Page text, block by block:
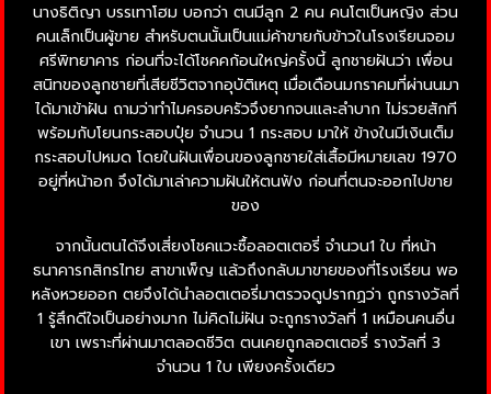
นางธิติญา บรรเทาโฮม บอกว่า ตนมีลูก 2 คน คนโตเป็นหญิง ส่วน
คนเล็กเป็นผู้ขาย สำหรับตนนั้นเป็นแม่ค้าขายกับข้าวในโรงเรียนจอม
ศรีพิทยาคาร ก่อนที่จะได้โชคคก้อนใหญ่ครั้งนี้ ลูกชายฝันว่า เพื่อน
สนิทของลูกชายที่เสียชีวิตจากอุบัติเหตุ เมื่อเดือนมกราคมที่ผ่านนมา
ได้มาเข้าฝัน ถามว่าทำไมครอบครัวจึงยากจนและลำบาก ไม่รวยสักที
พร้อมกับโยนกระสอบปุ๋ย จำนวน 1 กระสอบ มาให้ ข้างในมีเงินเต็ม
กระสอบไปหมด โดยในฝันเพื่อนของลูกชายใส่เสื้อมีหมายเลข 1970
อยู่ที่หน้าอก จึงได้มาเล่าความฝันให้ตนฟัง ก่อนที่ตนจะออกไปขาย
ของ
จากนั้นตนได้จึงเสี่ยงโชคแวะซื้อลอตเตอรี่ จำนวน1 ใบ ที่หน้า
ธนาคารกสิกรไทย สาขาเพ็ญ แล้วถึงกลับมาขายของที่โรงเรียน พอ
หลังหวยออก ตยจึงได้นำลอตเตอรี่มาตรวจดูปรากฏว่า ถูกรางวัลที่
1 รู้สึกดีใจเป็นอย่างมาก ไม่คิดไม่ฝัน จะถูกรางวัลที่ 1 เหมือนคนอื่น
เขา เพราะที่ผ่านมาตลอดชีวิต ตนเคยถูกลอตเตอรี่ รางวัลที่ 3
จำนวน 1 ใบ เพียงครั้งเดียว